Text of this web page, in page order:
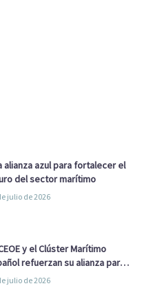
alianza azul para fortalecer el
del sector marítimo
julio de 2026
y el Clúster Marítimo
refuerzan su alianza para
una estrategia Nacional
julio de 2026